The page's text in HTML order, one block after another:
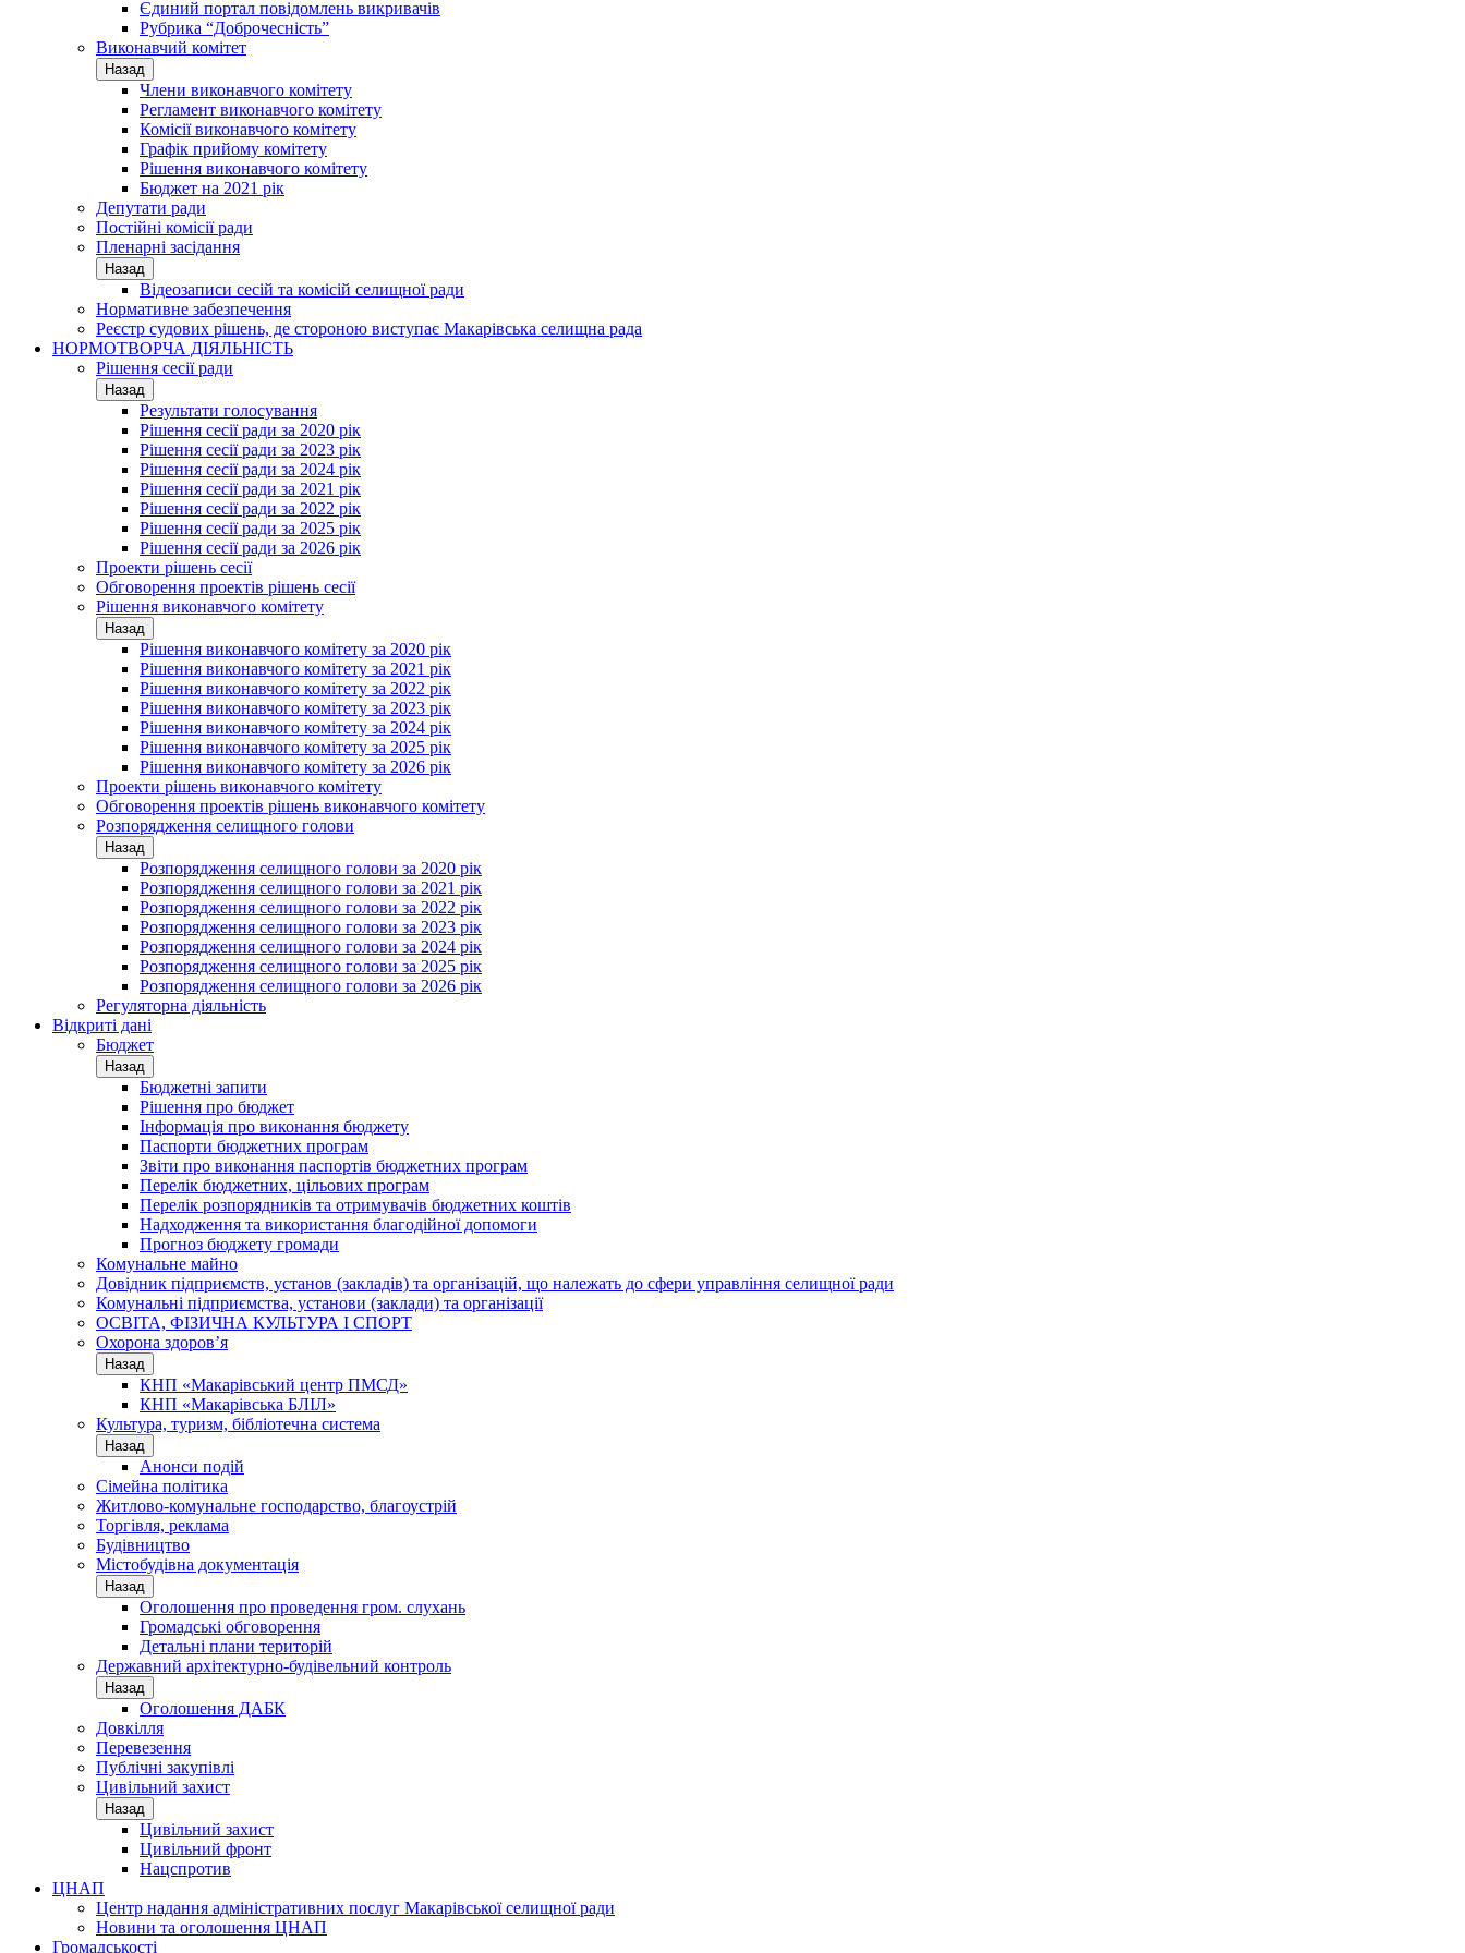
Єдиний портал повідомлень викривачів
Рубрика “Доброчесність”
Виконавчий комітет
Назад
Члени виконавчого комітету
Регламент виконавчого комітету
Комісії виконавчого комітету
Графік прийому комітету
Рішення виконавчого комітету
Бюджет на 2021 рік
Депутати ради
Постійні комісії ради
Пленарні засідання
Назад
Відеозаписи сесій та комісій селищної ради
Нормативне забезпечення
Реєстр судових рішень, де стороною виступає Макарівська селищна рада
НОРМОТВОРЧА ДІЯЛЬНІСТЬ
Рішення сесії ради
Назад
Результати голосування
Рішення сесії ради за 2020 рік
Рішення сесії ради за 2023 рік
Рішення сесії ради за 2024 рік
Рішення сесії ради за 2021 рік
Рішення сесії ради за 2022 рік
Рішення сесії ради за 2025 рік
Рішення сесії ради за 2026 рік
Проекти рішень сесії
Обговорення проектів рішень сесії
Рішення виконавчого комітету
Назад
Рішення виконавчого комітету за 2020 рік
Рішення виконавчого комітету за 2021 рік
Рішення виконавчого комітету за 2022 рік
Рішення виконавчого комітету за 2023 рік
Рішення виконавчого комітету за 2024 рік
Рішення виконавчого комітету за 2025 рік
Рішення виконавчого комітету за 2026 рік
Проекти рішень виконавчого комітету
Обговорення проектів рішень виконавчого комітету
Розпорядження селищного голови
Назад
Розпорядження селищного голови за 2020 рік
Розпорядження селищного голови за 2021 рік
Розпорядження селищного голови за 2022 рік
Розпорядження селищного голови за 2023 рік
Розпорядження селищного голови за 2024 рік
Розпорядження селищного голови за 2025 рік
Розпорядження селищного голови за 2026 рік
Регуляторна діяльність
Відкриті дані
Бюджет
Назад
Бюджетні запити
Рішення про бюджет
Інформація про виконання бюджету
Паспорти бюджетних програм
Звіти про виконання паспортів бюджетних програм
Перелік бюджетних, цільових програм
Перелік розпорядників та отримувачів бюджетних коштів
Надходження та використання благодійної допомоги
Прогноз бюджету громади
Комунальне майно
Довідник підприємств, установ (закладів) та організацій, що належать до сфери управління селищної ради
Комунальні підприємства, установи (заклади) та організації
ОСВІТА, ФІЗИЧНА КУЛЬТУРА І СПОРТ
Охорона здоров’я
Назад
КНП «Макарівський центр ПМСД»
КНП «Макарівська БЛІЛ»
Культура, туризм, бібліотечна система
Назад
Анонси подій
Сімейна політика
Житлово-комунальне господарство, благоустрій
Торгівля, реклама
Будівництво
Містобудівна документація
Назад
Оголошення про проведення гром. слухань
Громадські обговорення
Детальні плани територій
Державний архітектурно-будівельний контроль
Назад
Оголошення ДАБК
Довкілля
Перевезення
Публічні закупівлі
Цивільний захист
Назад
Цивільний захист
Цивільний фронт
Нацспротив
ЦНАП
Центр надання адміністративних послуг Макарівської селищної ради
Новини та оголошення ЦНАП
Громадськості